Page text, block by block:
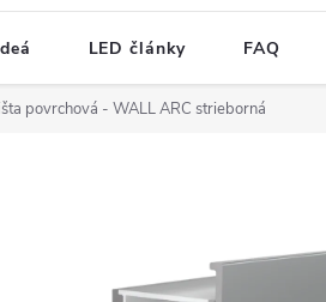
LED články FAQ
povrchová - WALL ARC strieborná